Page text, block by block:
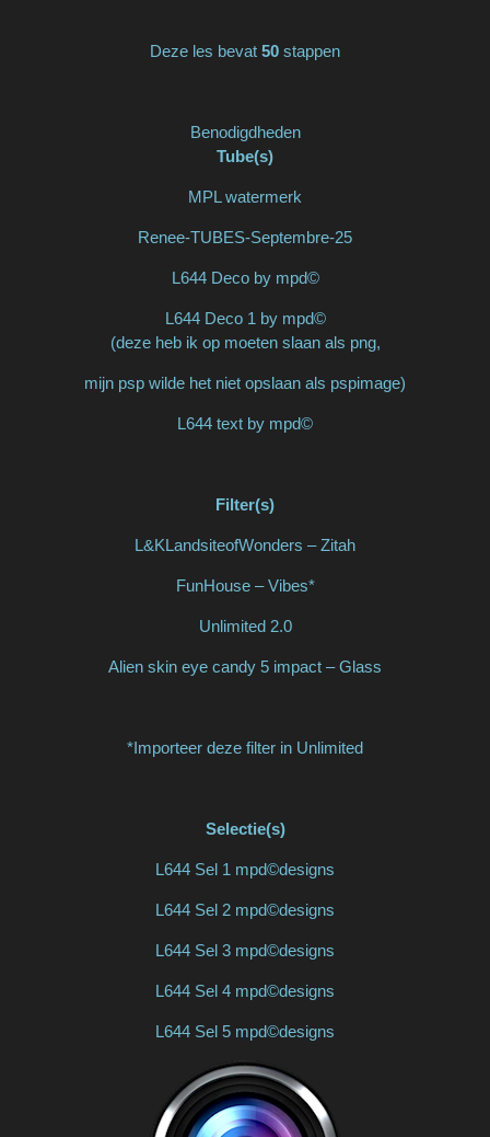
Deze les bevat 50 stappen
Benodigdheden
Tube(s)
MPL watermerk
Renee-TUBES-Septembre-25
L644 Deco by mpd©
L644 Deco 1 by mpd©
(deze heb ik op moeten slaan als png,
mijn psp wilde het niet opslaan als pspimage)
L644 text by mpd©
Filter(s)
L&KLandsiteofWonders – Zitah
FunHouse – Vibes*
Unlimited 2.0
Alien skin eye candy 5 impact – Glass
*Importeer deze filter in Unlimited
Selectie(s)
L644 Sel 1 mpd©designs
L644 Sel 2 mpd©designs
L644 Sel 3 mpd©designs
L644 Sel 4 mpd©designs
L644 Sel 5 mpd©designs